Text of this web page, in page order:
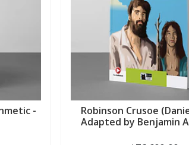
-
Robinson Crusoe
Adapted by Benjamin